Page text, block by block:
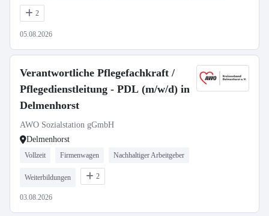
2
05.08.2026
Verantwortliche Pflegefachkraft /
Pflegedienstleitung - PDL (m/w/d) in
Delmenhorst
AWO Sozialstation gGmbH
Delmenhorst
Vollzeit Firmenwagen Nachhaltiger Arbeitgeber
Weiterbildungen 2
03.08.2026